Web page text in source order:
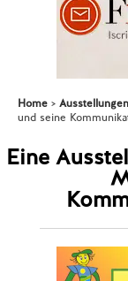
Home Ausstellungen
und seine
Eine